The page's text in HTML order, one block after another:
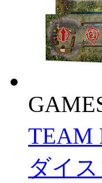
TEAM
ダイス